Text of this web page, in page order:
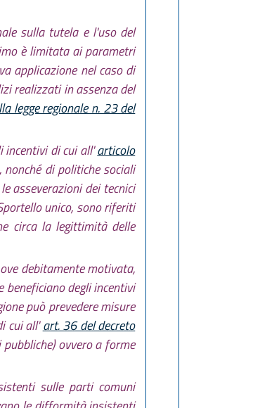
sulla tutela e l'uso del
è limitata ai parametri
applicazione nel caso di
realizzati in assenza del
legge regionale n. 23 del
incentivi di cui all'articolo
di politiche sociali
asseverazioni dei tecnici
unico, sono riferiti
circa la legittimità delle
debitamente motivata,
degli incentivi
può prevedere misure
cui all'art. 36 del decreto
ovvero a forme
sulle parti comuni